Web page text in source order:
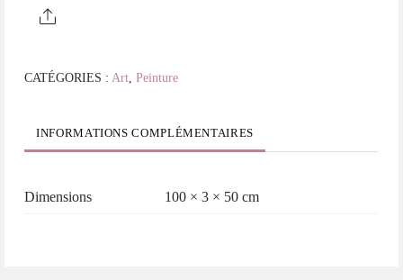
quantité
Croisée
CATÉGORIES :Art,Peinture
INFORMATIONS COMPLÉMENTAIRES
Dimensions 100 × 3 × 50 cm